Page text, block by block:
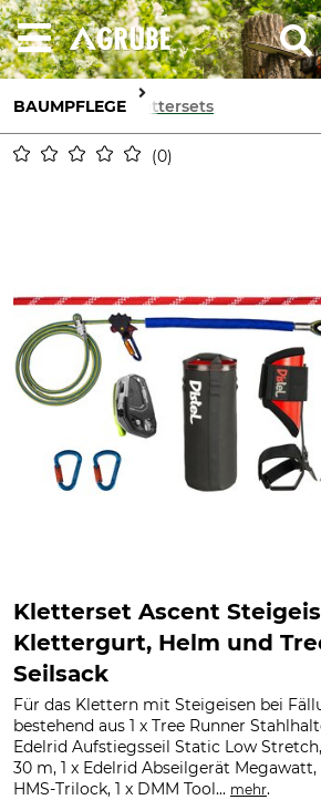
BAUMPFLEGE Klettersets
0
Kletterset Ascent
Klettergurt, Helm und
Seilsack
Für das Klettern mit Steigeisen bei
bestehend aus 1 x Tree Runner
Edelrid Aufstiegsseil Static Low
30 m, 1 x Edelrid Abseilgerät Megawatt,
HMS-Trilock, 1 x DMM Tool... mehr.